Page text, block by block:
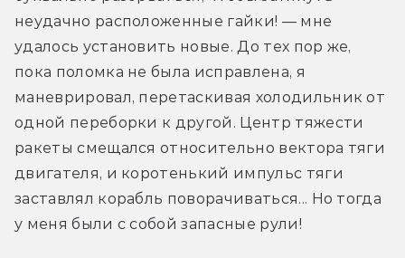
неудачно расположенные гайки! — мне
удалось установить новые. До тех пор же,
пока поломка не была исправлена, я
маневрировал, перетаскивая холодильник от
одной переборки к другой. Центр тяжести
ракеты смещался относительно вектора тяги
двигателя, и коротенький импульс тяги
заставлял корабль поворачиваться... Но тогда
у меня были с собой запасные рули!